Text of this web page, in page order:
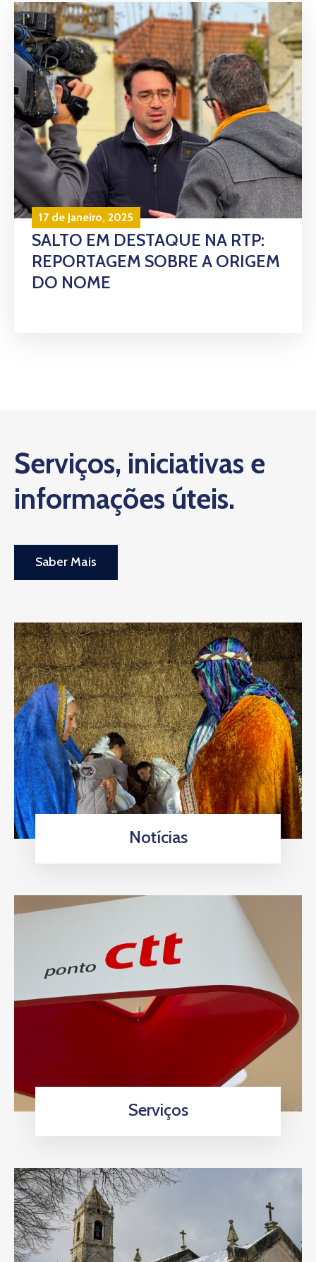
17 de Janeiro, 2025
SALTO EM DESTAQUE NA RTP:
REPORTAGEM SOBRE A ORIGEM
DO NOME
Serviços, iniciativas e
informações úteis.
Saber Mais
Notícias
Serviços